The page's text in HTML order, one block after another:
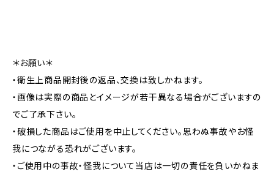
＊お願い＊
・衛生上商品開封後の返品、交換は致しかねます。
・画像は実際の商品とイメージが若干異なる場合がございますの
でご了承下さい。
・破損した商品はご使用を中止してください。思わぬ事故やお怪
我につながる恐れがございます。
・ご使用中の事故・怪我について当店は一切の責任を負いかねま